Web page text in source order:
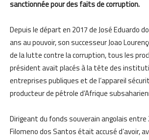
sanctionnée pour des faits de corruption.
Depuis le départ en 2017 de José Eduardo
ans au pouvoir, son successeur Joao
de la lutte contre la corruption, tous les
président avait placés à la tête des
entreprises publiques et de l’appareil
producteur de pétrole d’Afrique
Dirigeant du fonds souverain angolais entre
Filomeno dos Santos était accusé d’avoir,